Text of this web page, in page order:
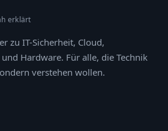
erklärt
zu IT-Sicherheit, Cloud,
Hardware. Für alle, die Technik
verstehen wollen.